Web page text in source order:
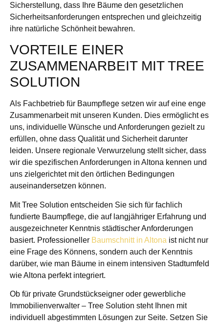
Sicherstellung, dass Ihre Bäume den gesetzlichen
Sicherheitsanforderungen entsprechen und gleichzeitig
ihre natürliche Schönheit bewahren.
VORTEILE EINER
ZUSAMMENARBEIT MIT TREE
SOLUTION
Als Fachbetrieb für Baumpflege setzen wir auf eine enge
Zusammenarbeit mit unseren Kunden. Dies ermöglicht es
uns, individuelle Wünsche und Anforderungen gezielt zu
erfüllen, ohne dass Qualität und Sicherheit darunter
leiden. Unsere regionale Verwurzelung stellt sicher, dass
wir die spezifischen Anforderungen in Altona kennen und
uns zielgerichtet mit den örtlichen Bedingungen
auseinandersetzen können.
Mit Tree Solution entscheiden Sie sich für fachlich
fundierte Baumpflege, die auf langjähriger Erfahrung und
ausgezeichneter Kenntnis städtischer Anforderungen
basiert. Professioneller Baumschnitt in Altona ist nicht nur
eine Frage des Könnens, sondern auch der Kenntnis
darüber, wie man Bäume in einem intensiven Stadtumfeld
wie Altona perfekt integriert.
Ob für private Grundstückseigner oder gewerbliche
Immobilienverwalter – Tree Solution steht Ihnen mit
individuell abgestimmten Lösungen zur Seite. Setzen Sie